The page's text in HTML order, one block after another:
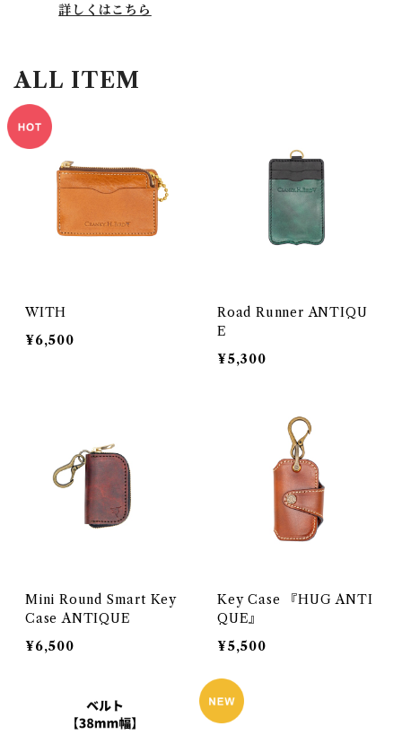
詳しくはこちら
ALL ITEM
WITH
¥6,500
Road Runner ANTIQU
E
¥5,300
Mini Round Smart Key
Case ANTIQUE
¥6,500
Key Case 『HUG ANTI
QUE』
¥5,500